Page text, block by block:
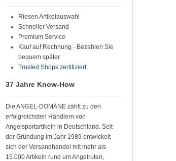
Riesen Artikelauswahl
Schneller Versand
Premium Service
Kauf auf Rechnung - Bezahlen Sie
bequem später
Trusted Shops zertifiziert
37 Jahre Know-How
Die ANGEL-DOMÄNE zählt zu den
erfolgreichsten Händlern von
Angelsportartikeln in Deutschland. Seit
der Gründung im Jahr 1989 entwickelt
sich der Versandhandel mit mehr als
15.000 Artikeln rund um Angelruten,